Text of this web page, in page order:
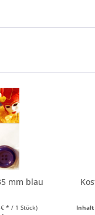
mm blau
* / 1 Stück)